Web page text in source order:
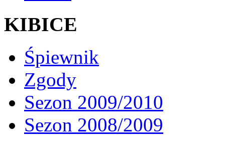
KIBICE
Śpiewnik
Zgody
Sezon 2009/2010
Sezon 2008/2009